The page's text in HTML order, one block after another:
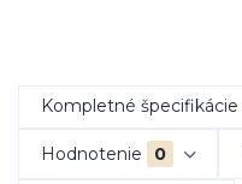
Kompletné špecifikácie
Hodnotenie 0